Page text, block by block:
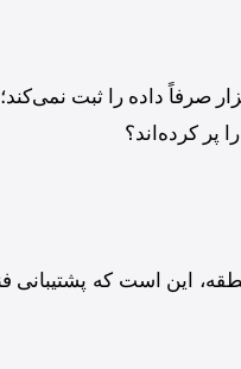
صرفاً داده را ثبت
پر کرده‌اند؟
این است که